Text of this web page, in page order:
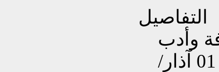
التفاصيل
وأدب
تم إنشاءه بتاريخ الجمعة, 01 آذار/